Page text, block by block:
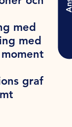
med
med
graf